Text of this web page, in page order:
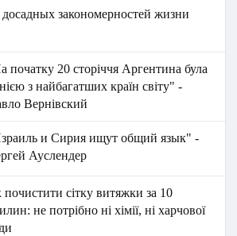
досадных закономерностей жизни
початку 20 сторіччя Аргентина була
з найбагатших країн світу" -
Вернівский
и Сирия ищут общий язык" -
Ауслендер
почистити сітку витяжки за 10
не потрібно ні хімії, ні харчової